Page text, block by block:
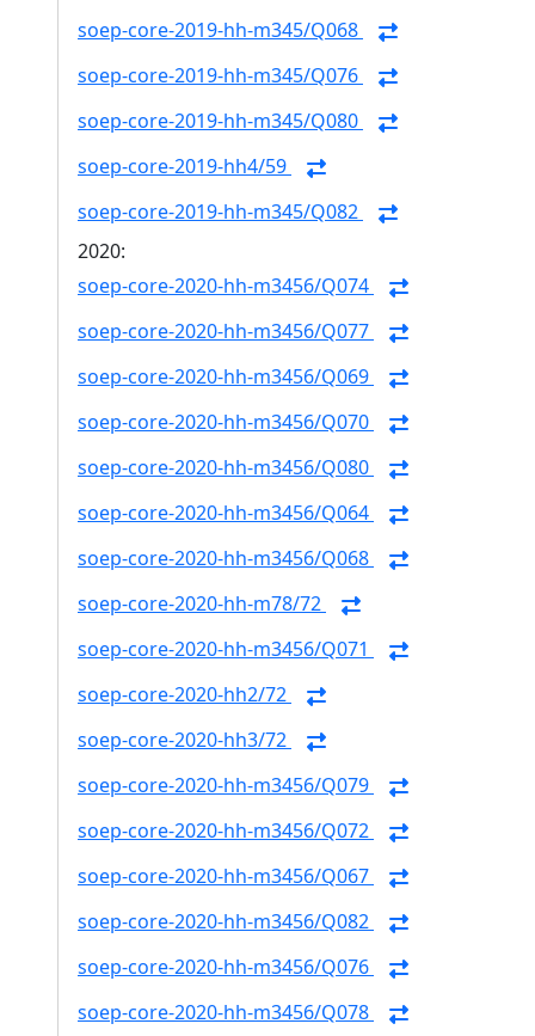
soep-core-2019-hh-m345/Q068
soep-core-2019-hh-m345/Q076
soep-core-2019-hh-m345/Q080
soep-core-2019-hh4/59
soep-core-2019-hh-m345/Q082
2020:
soep-core-2020-hh-m3456/Q074
soep-core-2020-hh-m3456/Q077
soep-core-2020-hh-m3456/Q069
soep-core-2020-hh-m3456/Q070
soep-core-2020-hh-m3456/Q080
soep-core-2020-hh-m3456/Q064
soep-core-2020-hh-m3456/Q068
soep-core-2020-hh-m78/72
soep-core-2020-hh-m3456/Q071
soep-core-2020-hh2/72
soep-core-2020-hh3/72
soep-core-2020-hh-m3456/Q079
soep-core-2020-hh-m3456/Q072
soep-core-2020-hh-m3456/Q067
soep-core-2020-hh-m3456/Q082
soep-core-2020-hh-m3456/Q076
soep-core-2020-hh-m3456/Q078